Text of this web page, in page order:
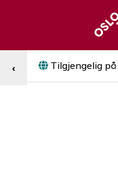
Tilgjengelig på
‹